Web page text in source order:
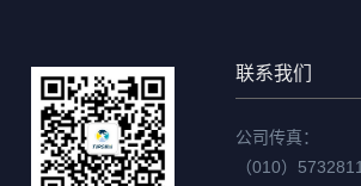
联系我们
公司传真：
（010）